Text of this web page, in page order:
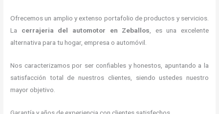
Ofrecemos un amplio y extenso portafolio de productos y servicios.
La cerrajeria del automotor en Zeballos , es una excelente
alternativa para tu hogar, empresa o automóvil.
Nos caracterizamos por ser confiables y honestos, apuntando a la
satisfacción total de nuestros clientes, siendo ustedes nuestro
mayor objetivo.